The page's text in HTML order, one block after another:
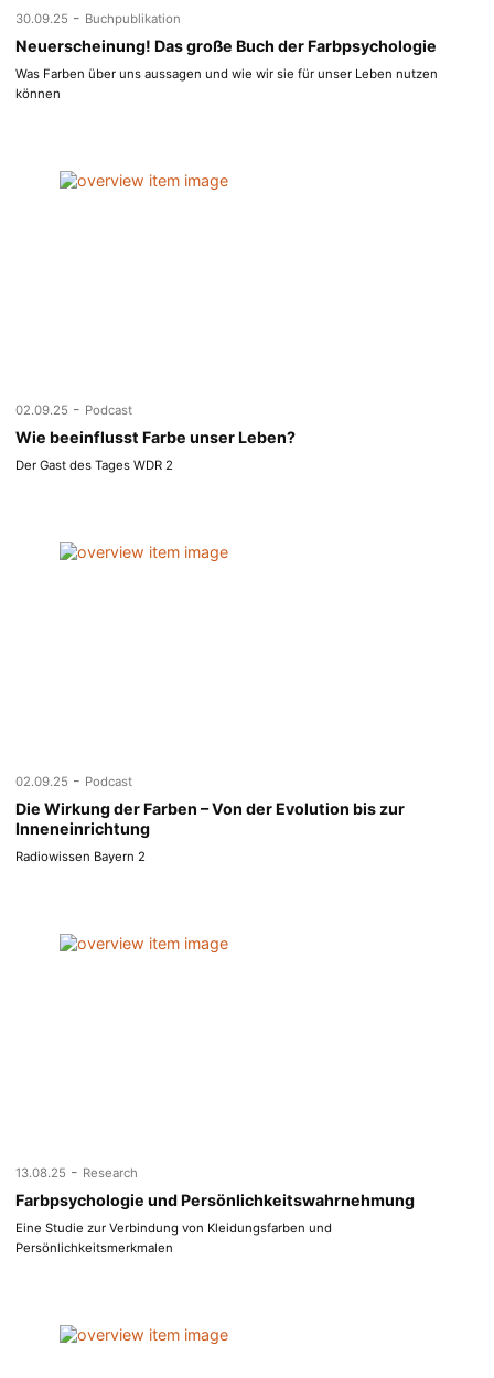
30.09.25 - Buchpublikation
Neuerscheinung! Das große Buch der Farbpsychologie
Was Farben über uns aussagen und wie wir sie für unser Leben nutzen
können
02.09.25 - Podcast
Wie beeinflusst Farbe unser Leben?
Der Gast des Tages WDR 2
02.09.25 - Podcast
Die Wirkung der Farben – Von der Evolution bis zur
Inneneinrichtung
Radiowissen Bayern 2
13.08.25 - Research
Farbpsychologie und Persönlichkeitswahrnehmung
Eine Studie zur Verbindung von Kleidungsfarben und
Persönlichkeitsmerkmalen